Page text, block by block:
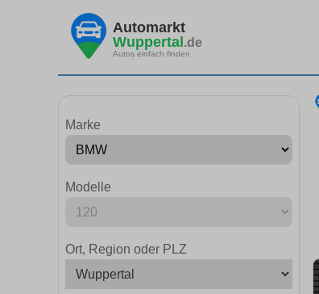
Automarkt
Wuppertal.de
Autos einfach finden
Marke
Modelle
Ort, Region oder PLZ